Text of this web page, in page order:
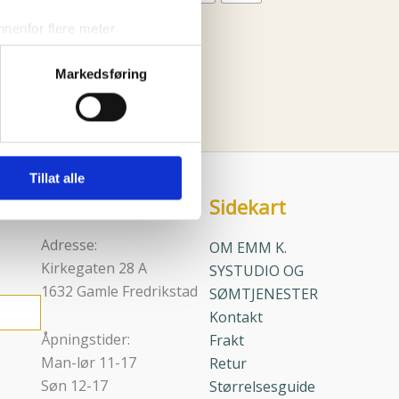
flere meter
hvordan de skal brukes.
mediefunksjoner og for å
partnerne våre innen
du har gjort tilgjengelig for
Markedsføring
Tillat alle
Clear
Kontaktinfo
Adresse:
Kirkegaten 28 A
1632 Gamle Fredrikstad
Åpningstider:
Man-lør 11-17
Søn 12-17
Sidekart
OM EMM K.
SYSTUDIO OG
SØMTJENESTER
Kontakt
Frakt
Retur
Størrelsesguide